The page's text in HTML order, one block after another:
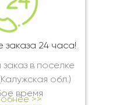
24 часа!
в поселке
обл.)
время
>>